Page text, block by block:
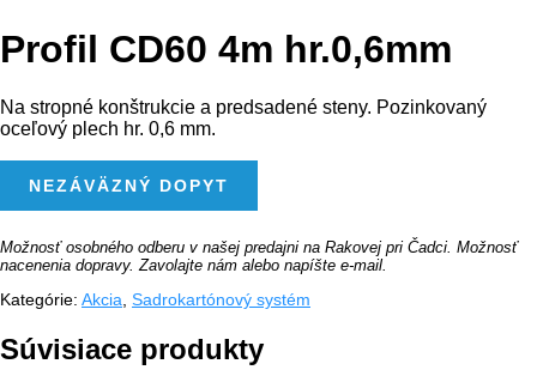
Profil CD60 4m hr.0,6mm
Na stropné konštrukcie a predsadené steny. Pozinkovaný
oceľový plech hr. 0,6 mm.
PROFIL
HR.0,6MM
NEZÁVÄZNÝ DOPYT
Možnosť osobného odberu v našej predajni na Rakovej pri Čadci. Možnosť
nacenenia dopravy. Zavolajte nám alebo napíšte e-mail.
Kategórie: Akcia Sadrokartónový systém
Súvisiace produkty